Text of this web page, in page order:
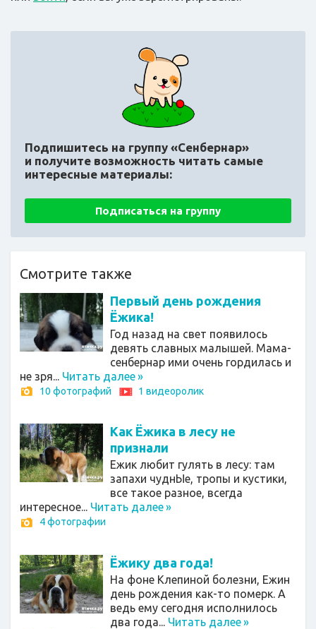
Подпишитесь на группу «Сенбернар»
и получите возможность читать самые
интересные материалы:
Подписаться на группу
Смотрите также
Первый день рождения
Ёжика!
Год назад на свет появилось
девять славных малышей. Мама-
сенбернар ими очень гордилась и
не зря... Читать далее»
10 фотографий 1 видеоролик
Как Ёжика в лесу не
признали
Ежик любит гулять в лесу: там
запахи чуднЫе, тропы и кустики,
все такое разное, всегда
интересное... Читать далее»
4 фотографии
Ёжику два года!
На фоне Клепиной болезни, Ежин
день рождения как-то померк. А
ведь ему сегодня исполнилось
два года... Читать далее»